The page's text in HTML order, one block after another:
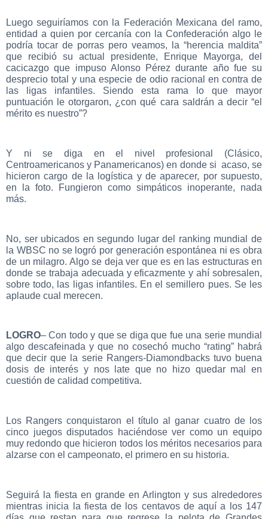
Luego seguiríamos con la Federación Mexicana del ramo,
entidad a quien por cercanía con la Confederación algo le
podría tocar de porras pero veamos, la “herencia maldita”
que recibió su actual presidente, Enrique Mayorga, del
cacicazgo que impuso Alonso Pérez durante año fue su
desprecio total y una especie de odio racional en contra de
las ligas infantiles. Siendo esta rama lo que mayor
puntuación le otorgaron, ¿con qué cara saldrán a decir “el
mérito es nuestro”?
Y ni se diga en el nivel profesional (Clásico,
Centroamericanos y Panamericanos) en donde si acaso, se
hicieron cargo de la logística y de aparecer, por supuesto,
en la foto. Fungieron como simpáticos inoperante, nada
más.
No, ser ubicados en segundo lugar del ranking mundial de
la WBSC no se logró por generación espontánea ni es obra
de un milagro. Algo se deja ver que es en las estructuras en
donde se trabaja adecuada y eficazmente y ahí sobresalen,
sobre todo, las ligas infantiles. En el semillero pues. Se les
aplaude cual merecen.
LOGRO– Con todo y que se diga que fue una serie mundial
algo descafeinada y que no cosechó mucho “rating” habrá
que decir que la serie Rangers-Diamondbacks tuvo buena
dosis de interés y nos late que no hizo quedar mal en
cuestión de calidad competitiva.
Los Rangers conquistaron el título al ganar cuatro de los
cinco juegos disputados haciéndose ver como un equipo
muy redondo que hicieron todos los méritos necesarios para
alzarse con el campeonato, el primero en su historia.
Seguirá la fiesta en grande en Arlington y sus alrededores
mientras inicia la fiesta de los centavos de aquí a los 147